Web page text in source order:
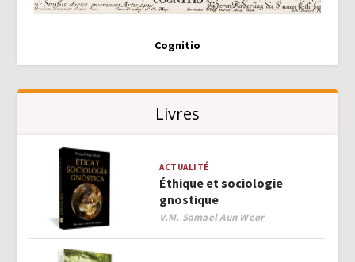
Cognitio
Livres
ACTUALITÉ
Éthique et sociologie
gnostique
Author
V.M. Samael Aun Weor